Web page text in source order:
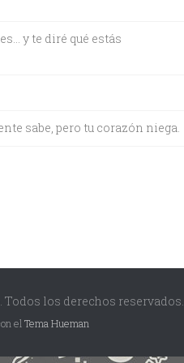
y te diré qué estás
sabe, pero tu corazón niega.
Todos los derechos reservados.
elTema Hueman